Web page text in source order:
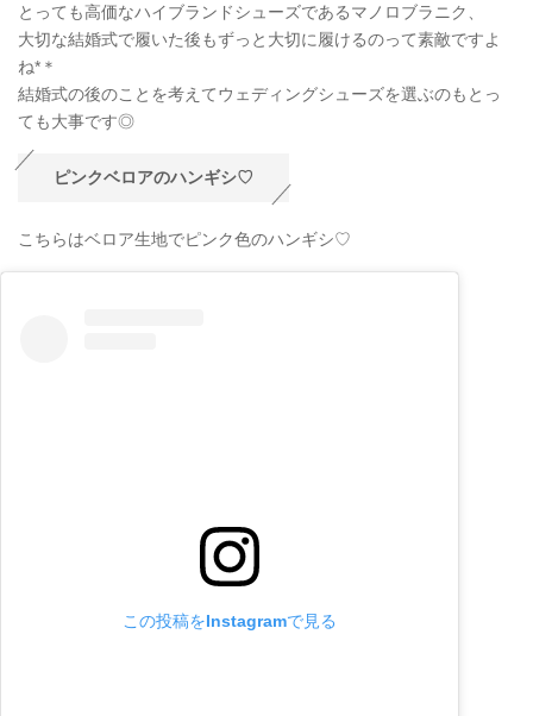
とっても高価なハイブランドシューズであるマノロブラニク、
大切な結婚式で履いた後もずっと大切に履けるのって素敵ですよ
ね*＊
結婚式の後のことを考えてウェディングシューズを選ぶのもとっ
ても大事です◎
ピンクベロアのハンギシ♡
こちらはベロア生地でピンク色のハンギシ♡
この投稿をInstagramで見る